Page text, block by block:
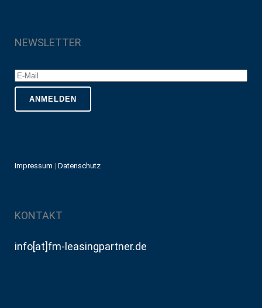
NEWSLETTER
Impressum | Datenschutz
KONTAKT
info[at]fm-leasingpartner.de